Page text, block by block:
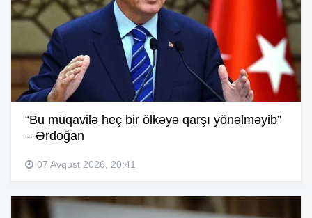
“Bu müqavilə heç bir ölkəyə qarşı yönəlməyib”
– Ərdoğan
07 Avqust 2026, 20:41